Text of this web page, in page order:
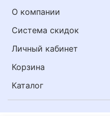
О компании
Система скидок
Личный кабинет
Корзина
Каталог